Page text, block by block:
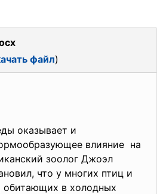
файл)
оказывает и
влияние на
зоолог Джоэл
что у многих птиц и
в холодных